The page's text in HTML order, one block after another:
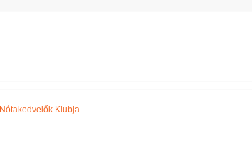
Nótakedvelők Klubja